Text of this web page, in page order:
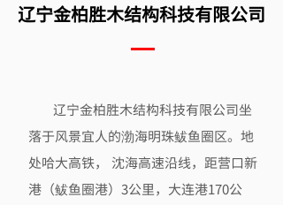
辽宁金柏胜木结构科技有限公司
辽宁金柏胜木结构科技有限公司坐
落于风景宜人的渤海明珠鲅鱼圈区。地
处哈大高铁， 沈海高速沿线，距营口新
港（鲅鱼圈港）3公里，大连港170公